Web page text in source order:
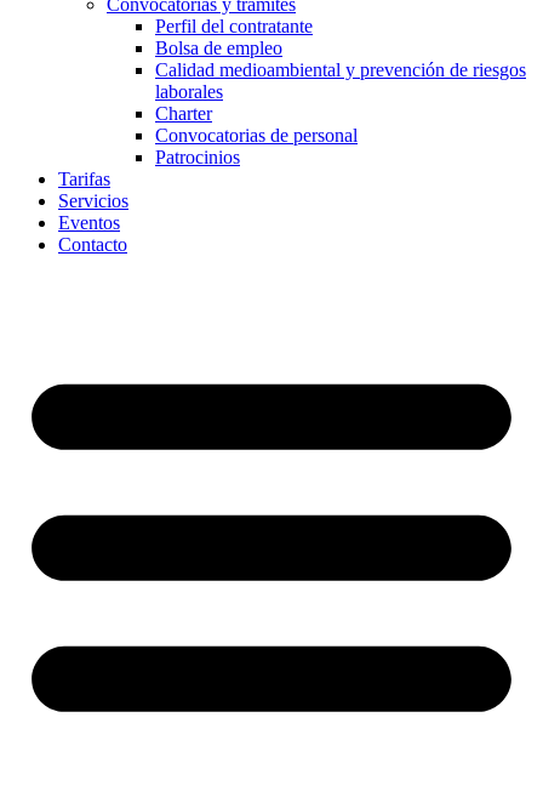
Convocatorias y trámites
Perfil del contratante
Bolsa de empleo
Calidad medioambiental y prevención de riesgos
laborales
Charter
Convocatorias de personal
Patrocinios
Tarifas
Servicios
Eventos
Contacto